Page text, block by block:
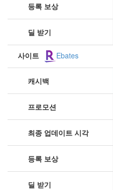
등록 보상
딜 받기
사이트 Ebates
캐시백
프로모션
최종 업데이트 시각
등록 보상
딜 받기